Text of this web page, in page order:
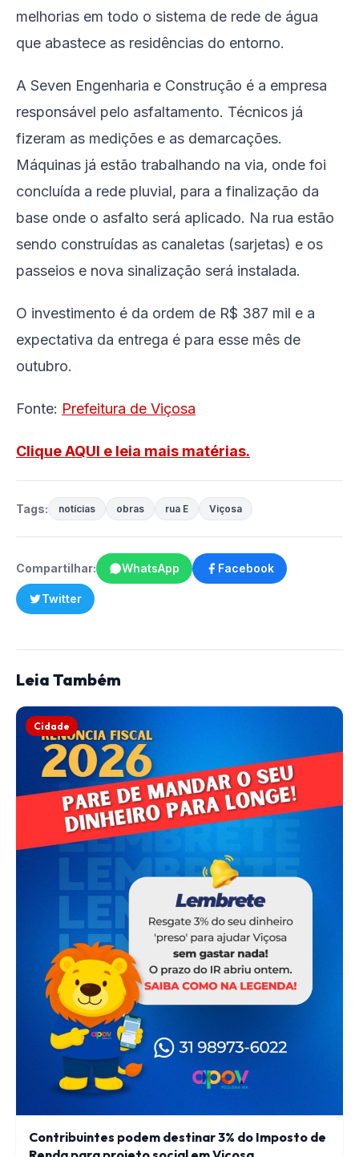
melhorias em todo o sistema de rede de água
que abastece as residências do entorno.
A Seven Engenharia e Construção é a empresa
responsável pelo asfaltamento. Técnicos já
fizeram as medições e as demarcações.
Máquinas já estão trabalhando na via, onde foi
concluída a rede pluvial, para a finalização da
base onde o asfalto será aplicado. Na rua estão
sendo construídas as canaletas (sarjetas) e os
passeios e nova sinalização será instalada.
O investimento é da ordem de R$ 387 mil e a
expectativa da entrega é para esse mês de
outubro.
Fonte: Prefeitura de Viçosa
Clique AQUI e leia mais matérias.
Tags: notícias obras rua E Viçosa
Compartilhar: WhatsApp Facebook
Twitter
Leia Também
Cidade
Contribuintes podem destinar 3% do Imposto de